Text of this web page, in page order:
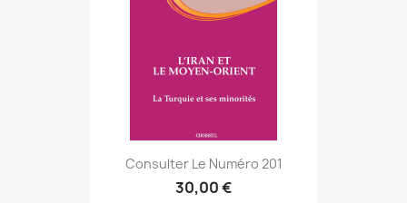
Consulter Le Numéro 201
30,00 €